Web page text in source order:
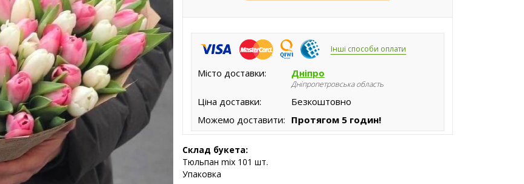
Інші способи оплати
Місто доставки: Дніпро
Дніпропетровська область
Ціна доставки:
Безкоштовно
Можемо доставити: Протягом 5 годин!
Склад букета:
Тюльпан mix 101 шт.
Упаковка